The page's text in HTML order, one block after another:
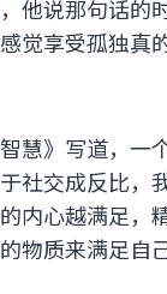
他说那句话的
觉享受孤独真
慧》写道，一
社交成反比，
内心越满足，
物质来满足自己